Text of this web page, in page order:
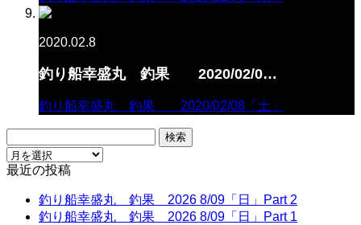
2020.02.8
釣り船幸盛丸 釣果 2020/02/0…
釣り船幸盛丸 釣果 2020/02/08「土」
索:
最近の投稿
釣り船幸盛丸 釣果 2026 8/09「日」Part 2
釣り船幸盛丸 釣果 2026 8/09「日」Part 1